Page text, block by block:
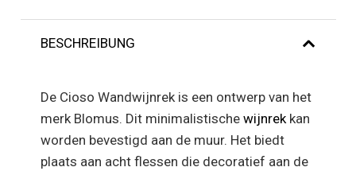
BESCHREIBUNG
De Cioso Wandwijnrek is een ontwerp van het
merk Blomus. Dit minimalistische wijnrekkan
worden bevestigd aan de muur. Het biedt
plaats aan acht flessen die decoratief aan de